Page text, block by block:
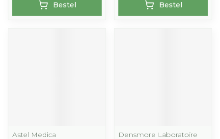
Bestel Bestel
Astel Medica
Densmore Laboratoire